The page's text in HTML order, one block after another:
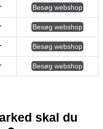
Besøg webshop
Besøg webshop
Besøg webshop
Besøg webshop
skal du